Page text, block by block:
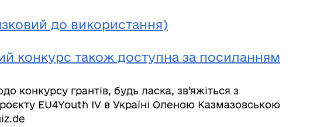
до використання)
конкурс також доступна за посиланням
конкурсу грантів, будь ласка, зв’яжіться з
EU4Youth IV в Україні Оленою Казмазовською